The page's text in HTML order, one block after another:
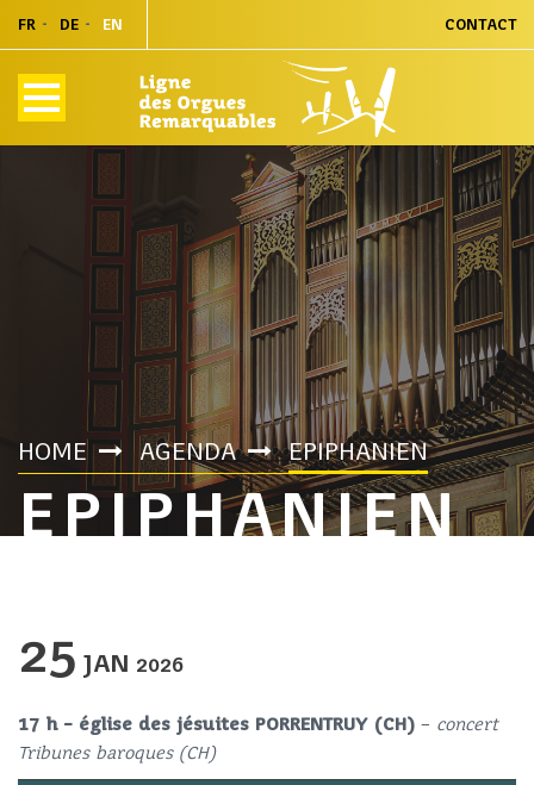
FR DE EN CONTACT
HOME AGENDA EPIPHANIEN
EPIPHANIEN
25 JAN 2026
17 h – église des jésuites PORRENTRUY (CH) – concert
Tribunes baroques (CH)